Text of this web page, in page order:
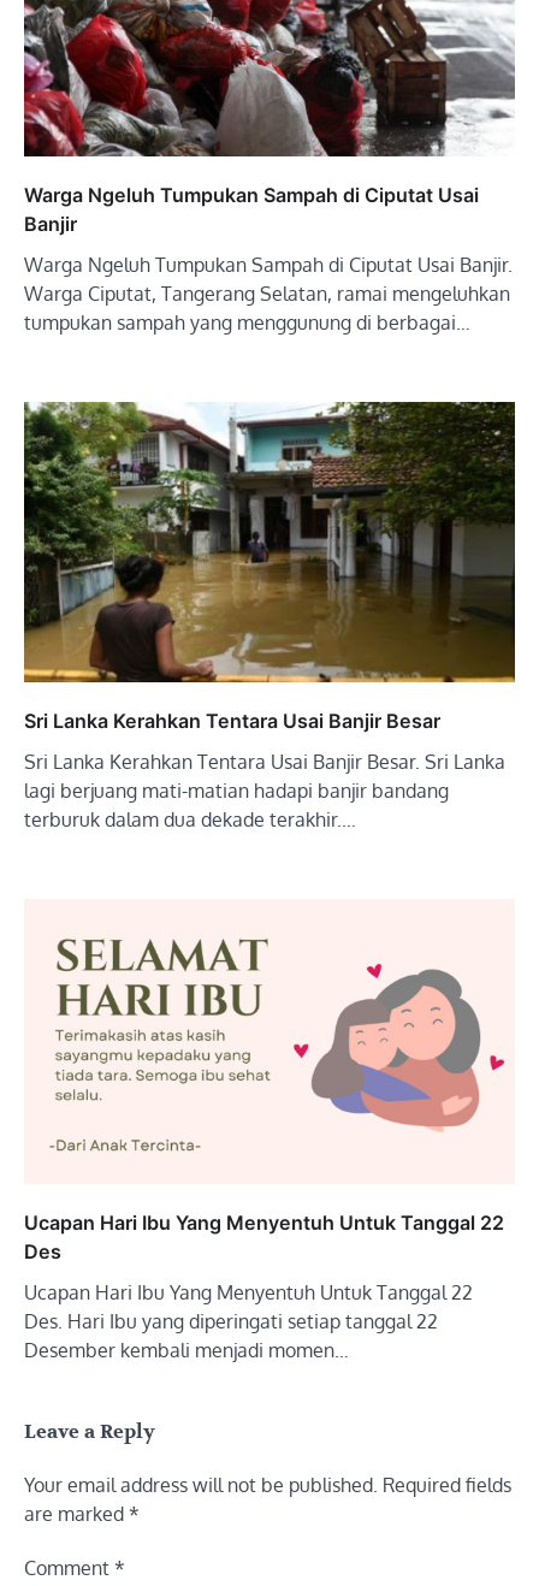
Warga Ngeluh Tumpukan Sampah di Ciputat Usai
Banjir
Warga Ngeluh Tumpukan Sampah di Ciputat Usai Banjir.
Warga Ciputat, Tangerang Selatan, ramai mengeluhkan
tumpukan sampah yang menggunung di berbagai…
Sri Lanka Kerahkan Tentara Usai Banjir Besar
Sri Lanka Kerahkan Tentara Usai Banjir Besar. Sri Lanka
lagi berjuang mati-matian hadapi banjir bandang
terburuk dalam dua dekade terakhir.…
Ucapan Hari Ibu Yang Menyentuh Untuk Tanggal 22
Des
Ucapan Hari Ibu Yang Menyentuh Untuk Tanggal 22
Des. Hari Ibu yang diperingati setiap tanggal 22
Desember kembali menjadi momen…
Leave a Reply
Your email address will not be published. Required fields
are marked *
Comment *